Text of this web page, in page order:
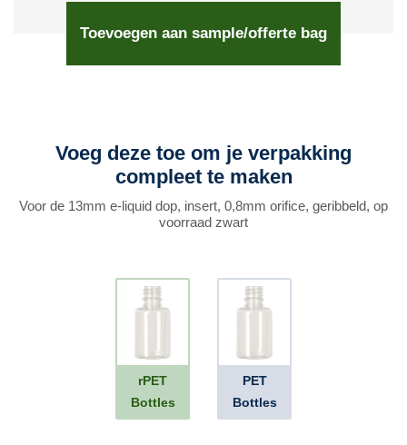
Toevoegen aan sample/offerte bag
Voeg deze toe om je verpakking
compleet te maken
Voor de 13mm e-liquid dop, insert, 0,8mm orifice, geribbeld, op
voorraad zwart
rPET
Bottles
PET
Bottles